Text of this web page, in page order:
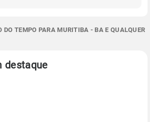
DO TEMPO PARA MURITIBA - BA E QUALQUER
destaque